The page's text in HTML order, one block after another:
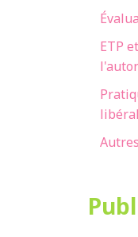
ETP
libéral
Autres